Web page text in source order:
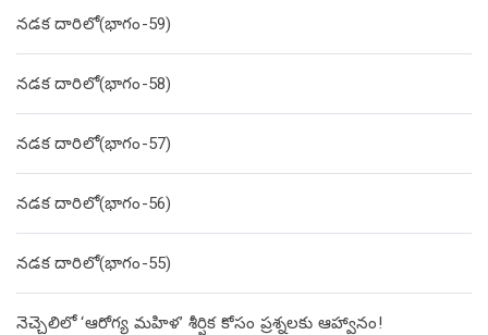
నడక దారిలో(భాగం-59)
నడక దారిలో(భాగం-58)
నడక దారిలో(భాగం-57)
నడక దారిలో(భాగం-56)
నడక దారిలో(భాగం-55)
నెచ్చెలిలో ‘ఆరోగ్య మహిళ’ శీర్షిక కోసం ప్రశ్నలకు ఆహ్వానం!